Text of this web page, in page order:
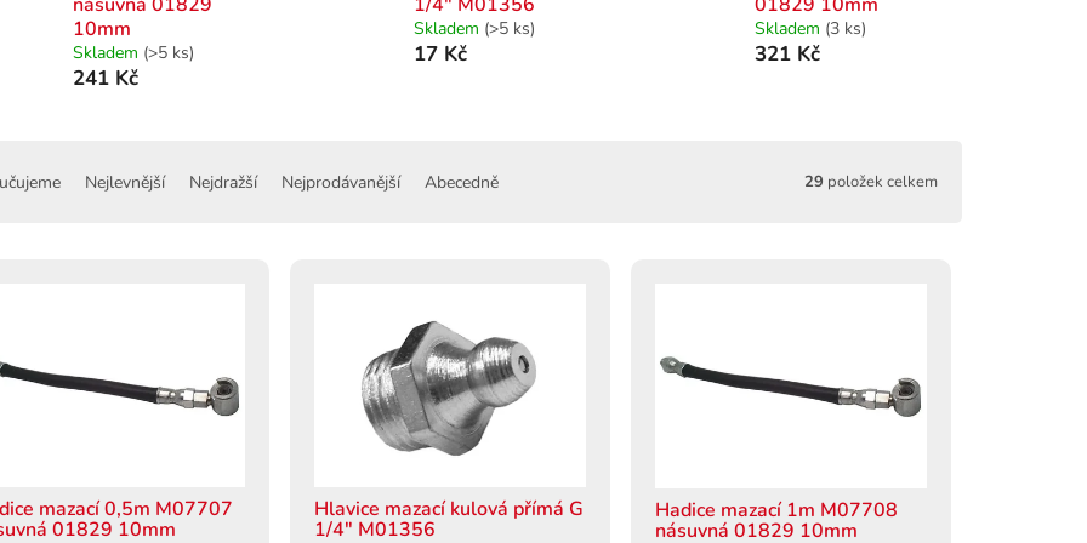
násuvná 01829
10mm
Skladem (>5 ks)
241 Kč
1/4" M01356
Skladem (>5 ks)
17 Kč
01829 10mm
Skladem (3 ks)
321 Kč
Nejlevnější Nejdražší Nejprodávanější Abecedně 29 položek celkem
mazací 0,5m M07707
01829 10mm
Hlavice mazací kulová přímá G
1/4" M01356
Hadice mazací 1m M07708
násuvná 01829 10mm